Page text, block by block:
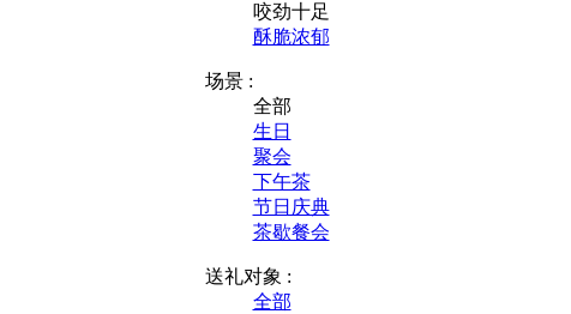
咬劲十足
酥脆浓郁
场景 :
全部
生日
聚会
下午茶
节日庆典
茶歇餐会
送礼对象 :
全部